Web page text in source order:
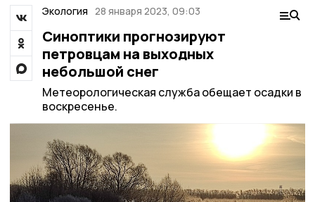
Экология 28 января 2023, 09:03
Синоптики прогнозируют
петровцам на выходных
небольшой снег
Метеорологическая служба обещает осадки в
воскресенье.